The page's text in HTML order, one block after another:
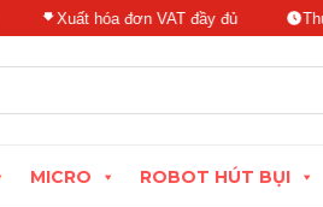
Xuất hóa đơn VAT đầy đủ Thu cũ đổi
MICRO ROBOT HÚT BỤI